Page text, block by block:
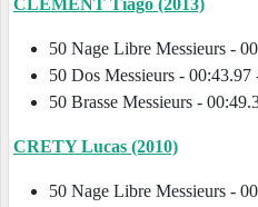
CLEMENT Tiago (2013)
50 Nage Libre Messieurs -
50 Dos Messieurs -
50 Brasse Messieurs -
CRETY Lucas (2010)
50 Nage Libre Messieurs -